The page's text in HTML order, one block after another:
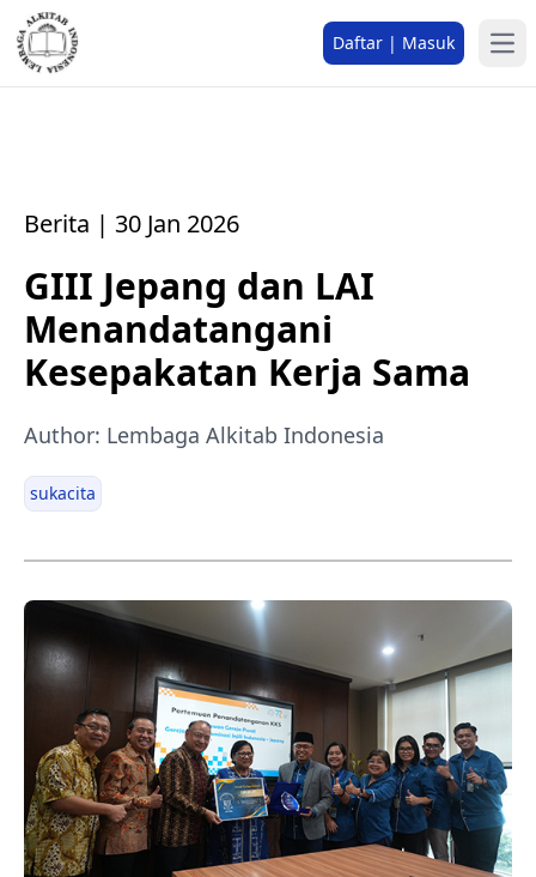
Daftar | Masuk
Berita | 30 Jan 2026
GIII Jepang dan LAI
Menandatangani
Kesepakatan Kerja Sama
Author: Lembaga Alkitab Indonesia
sukacita